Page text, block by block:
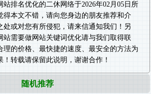
站排名优化的二休网络于2026年02月05日所
得本文不错，请向您身边的朋友推荐和介
处或对您有所侵犯，请来信通知我们！另
站需要做网站关键词优化请与我们取得联
理的价格、最快捷的速度、最安全的方法为
转载请保留此说明，谢谢合作！
随机推荐